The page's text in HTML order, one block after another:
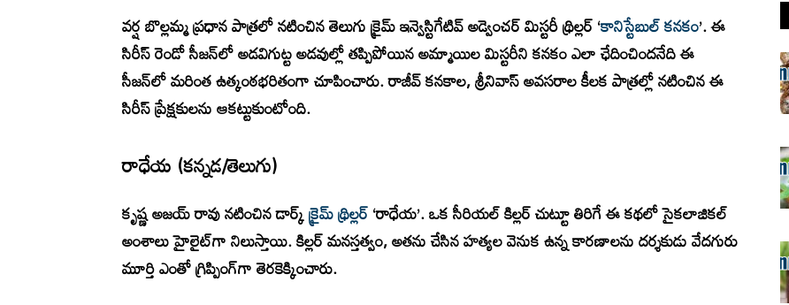
వర్ష బొల్లమ్మ ప్రధాన పాత్రలో నటించిన తెలుగు క్రైమ్ ఇన్వెస్టిగేటివ్ అడ్వెంచర్ మిస్టరీ థ్రిల్లర్ ‘కానిస్టేబుల్ కనకం’. ఈ
సిరీస్ రెండో సీజన్‌లో అడవిగుట్ట అడవుల్లో తప్పిపోయిన అమ్మాయిల మిస్టరీని కనకం ఎలా ఛేదించిందనేది ఈ
సీజన్‌లో మరింత ఉత్కంఠభరితంగా చూపించారు. రాజీవ్ కనకాల, శ్రీనివాస్ అవసరాల కీలక పాత్రల్లో నటించిన ఈ
సిరీస్ ప్రేక్షకులను ఆకట్టుకుంటోంది.
రాధేయ (కన్నడ/తెలుగు)
కృష్ణ అజయ్ రావు నటించిన డార్క్క్రైమ్ థ్రిల్లర్‘రాధేయ’. ఒక సీరియల్ కిల్లర్ చుట్టూ తిరిగే ఈ కథలో సైకలాజికల్
అంశాలు హైలైట్‌గా నిలుస్తాయి. కిల్లర్ మనస్తత్వం, అతను చేసిన హత్యల వెనుక ఉన్న కారణాలను దర్శకుడు వేదగురు
మూర్తి ఎంతో గ్రిప్పింగ్‌గా తెరకెక్కించారు.